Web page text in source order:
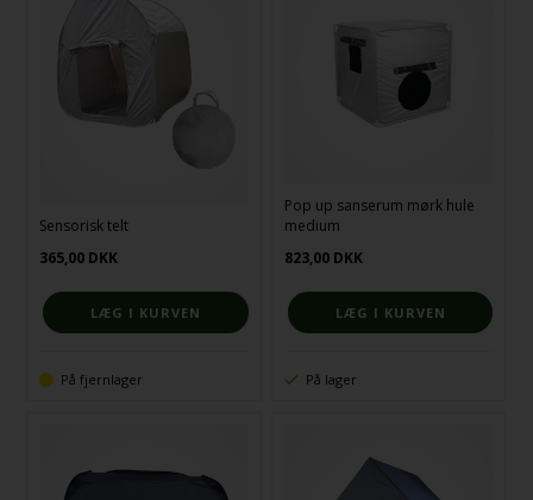
Sensorisk telt
365,00 DKK
På fjernlager
Pop up sanserum mørk hule
medium
823,00 DKK
På lager